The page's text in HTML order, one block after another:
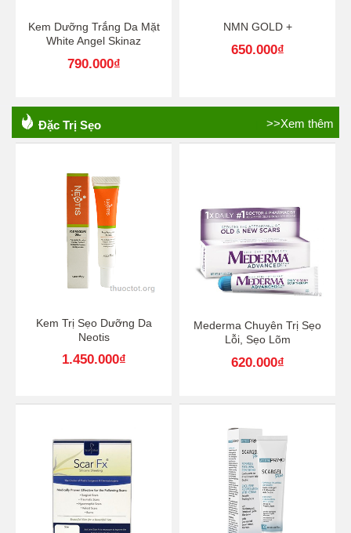
Kem Dưỡng Trắng Da Mặt
White Angel Skinaz
790.000₫
NMN GOLD +
650.000₫
Đặc Trị Sẹo >>Xem thêm
Kem Trị Sẹo Dưỡng Da
Neotis
1.450.000₫
Mederma Chuyên Trị Sẹo
Lỗi, Sẹo Lõm
620.000₫